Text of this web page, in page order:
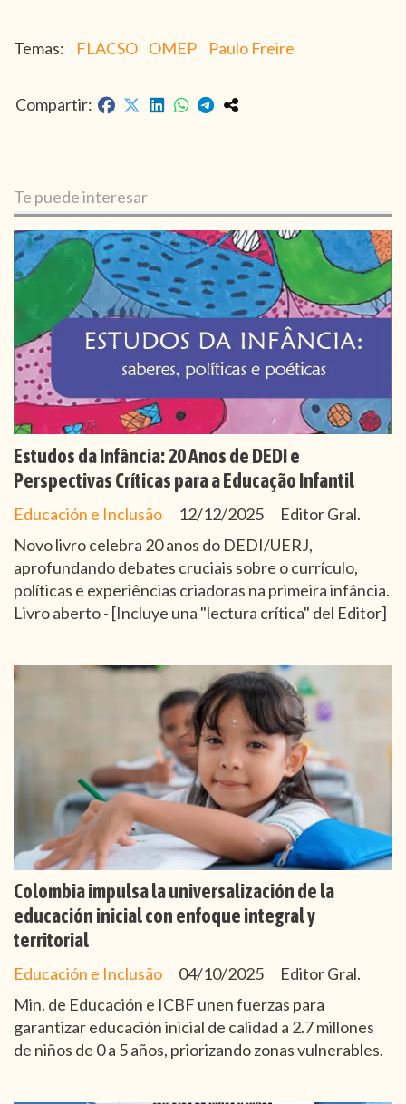
FLACSO OMEP Paulo Freire
Te puede interesar
Estudos da Infância: 20 Anos de DEDI e
Perspectivas Críticas para a Educação Infantil
Editor Gral.
Educación e Inclusão
12/12/2025
Novo livro celebra 20 anos do DEDI/UERJ,
aprofundando debates cruciais sobre o currículo,
políticas e experiências criadoras na primeira infância.
Livro aberto - [Incluye una "lectura crítica" del Editor]
Colombia impulsa la universalización de la
educación inicial con enfoque integral y
territorial
Editor Gral.
Educación e Inclusão
04/10/2025
Min. de Educación e ICBF unen fuerzas para
garantizar educación inicial de calidad a 2.7 millones
de niños de 0 a 5 años, priorizando zonas vulnerables.